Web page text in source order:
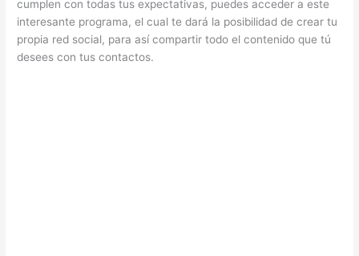
cumplen con todas tus expectativas, puedes acceder a este
interesante programa, el cual te dará la posibilidad de crear tu
propia red social, para así compartir todo el contenido que tú
desees con tus contactos.